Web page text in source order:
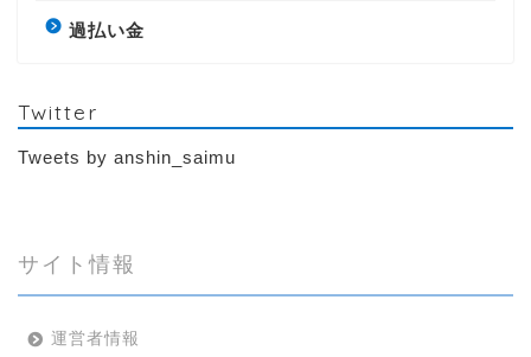
過払い金
Twitter
Tweets by anshin_saimu
サイト情報
運営者情報